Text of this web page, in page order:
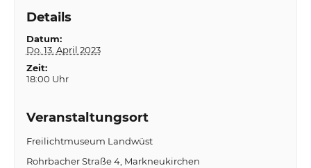
Details
Datum:
Do. 13. April 2023
Zeit:
18:00 Uhr
Veranstaltungsort
Freilichtmuseum Landwüst
Rohrbacher Straße 4 Markneukirchen